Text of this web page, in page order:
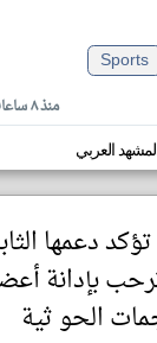
Sports
منذ ٨ ساعات
العربي
دعمها
بإدانة
الحو ثية